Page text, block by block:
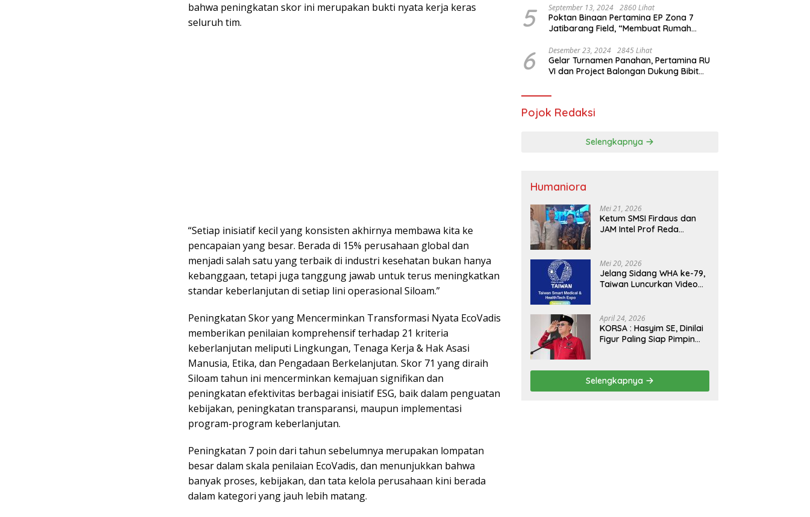
bahwa peningkatan skor ini merupakan bukti nyata kerja keras
seluruh tim.
“Setiap inisiatif kecil yang konsisten akhirnya membawa kita ke
pencapaian yang besar. Berada di 15% perusahaan global dan
menjadi salah satu yang terbaik di industri kesehatan bukan hanya
kebanggaan, tetapi juga tanggung jawab untuk terus meningkatkan
standar keberlanjutan di setiap lini operasional Siloam.”
Peningkatan Skor yang Mencerminkan Transformasi Nyata EcoVadis
memberikan penilaian komprehensif terhadap 21 kriteria
keberlanjutan meliputi Lingkungan, Tenaga Kerja & Hak Asasi
Manusia, Etika, dan Pengadaan Berkelanjutan. Skor 71 yang diraih
Siloam tahun ini mencerminkan kemajuan signifikan dan
peningkatan efektivitas berbagai inisiatif ESG, baik dalam penguatan
kebijakan, peningkatan transparansi, maupun implementasi
program-program keberlanjutan.
Peningkatan 7 poin dari tahun sebelumnya merupakan lompatan
besar dalam skala penilaian EcoVadis, dan menunjukkan bahwa
banyak proses, kebijakan, dan tata kelola perusahaan kini berada
dalam kategori yang jauh lebih matang.
Yusuf
5 September 13, 2024 2860 Lihat
Poktan Binaan Pertamina EP Zona 7
Jatibarang Field, “Membuat Rumah
Tikus
6 Desember 23, 2024 2845 Lihat
Gelar Turnamen Panahan, Pertamina RU
VI dan Project Balongan Dukung Bibit
Pojok Redaksi
Selengkapnya
Humaniora
Mei 21, 2026
Ketum SMSI Firdaus dan
JAM Intel Prof Reda
SMSI Sukseskan Jaga
Desa dan Jaga Dapur
MBG, Perkuat Pengawasan
Mei 20, 2026
Jelang Sidang WHA ke-79,
Taiwan Luncurkan Video
Inovasi Kesehatan Global
April 24, 2026
KORSA : Hasyim SE, Dinilai
Figur Paling Siap Pimpin
Selengkapnya